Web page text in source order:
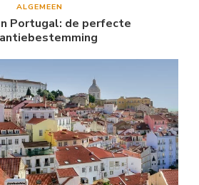
ALGEMEEN
Portugal: de perfecte